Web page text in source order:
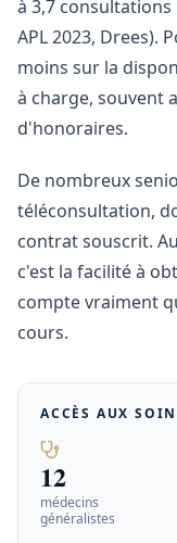
à 3,7
APL 2023, Drees).
moins sur la
à charge, souvent
d'honoraires.
De nombreux
téléconsultation,
contrat souscrit.
c'est la facilité à
compte vraiment
cours.
ACCÈS AUX
12
médecins
généralistes